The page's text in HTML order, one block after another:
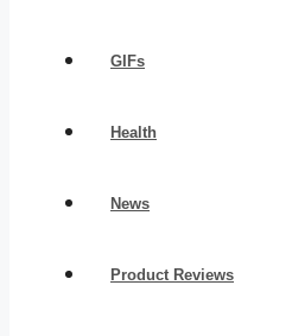
GIFs
Health
News
Product Reviews